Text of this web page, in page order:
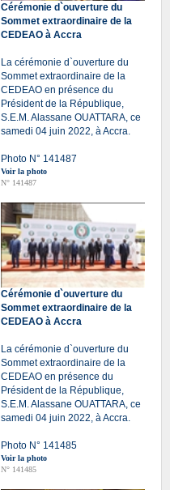
Cérémonie d`ouverture du
Sommet extraordinaire de la
CEDEAO à Accra
La cérémonie d`ouverture du
Sommet extraordinaire de la
CEDEAO en présence du
Président de la République,
S.E.M. Alassane OUATTARA, ce
samedi 04 juin 2022, à Accra.
Photo N° 141487
Voir la photo
N° 141487
Cérémonie d`ouverture du
Sommet extraordinaire de la
CEDEAO à Accra
La cérémonie d`ouverture du
Sommet extraordinaire de la
CEDEAO en présence du
Président de la République,
S.E.M. Alassane OUATTARA, ce
samedi 04 juin 2022, à Accra.
Photo N° 141485
Voir la photo
N° 141485